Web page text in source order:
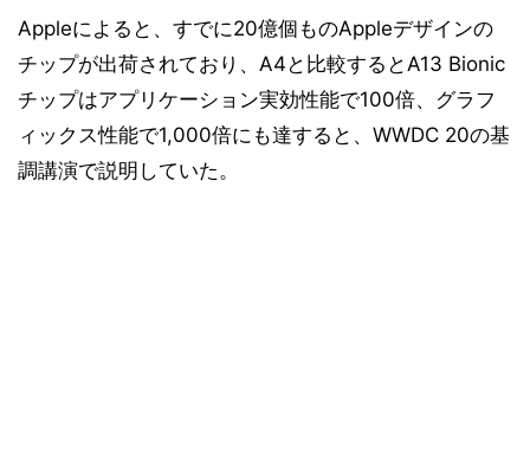
Appleによると、すでに20億個ものAppleデザインの
チップが出荷されており、A4と比較するとA13 Bionic
チップはアプリケーション実効性能で100倍、グラフ
ィックス性能で1,000倍にも達すると、WWDC 20の基
調講演で説明していた。